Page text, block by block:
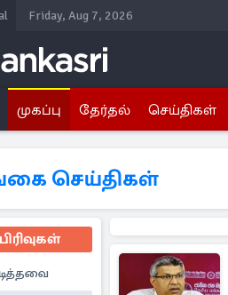
Friday, Aug 7, 2026
முகப்பு தேர்தல் செய்திகள்
செய்திகள்